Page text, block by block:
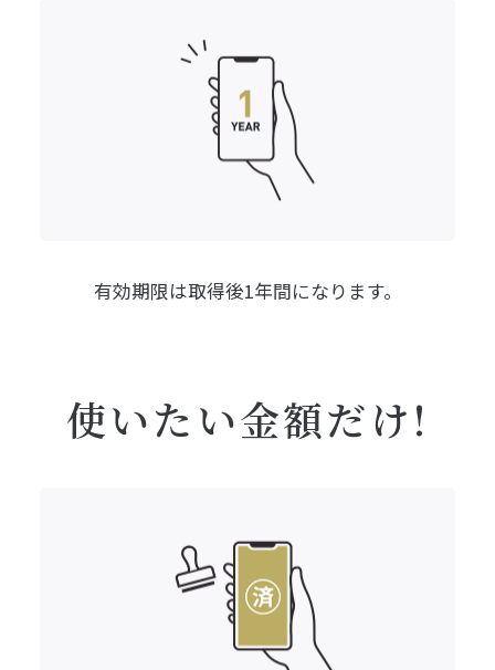
有効期限は取得後1年間になります。
使いたい金額だけ!